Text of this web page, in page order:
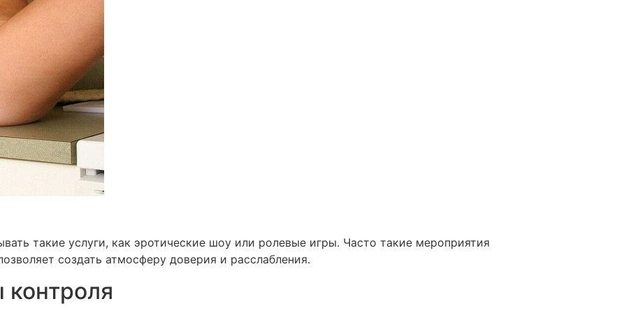
такие услуги, как эротические шоу или ролевые игры. Часто такие мероприятия
создать атмосферу доверия и расслабления.